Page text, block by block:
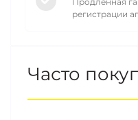
регистрации
Часто